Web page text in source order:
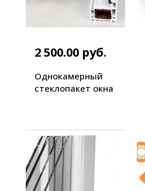
2 500.00 руб.
Однокамерный
стеклопакет окна